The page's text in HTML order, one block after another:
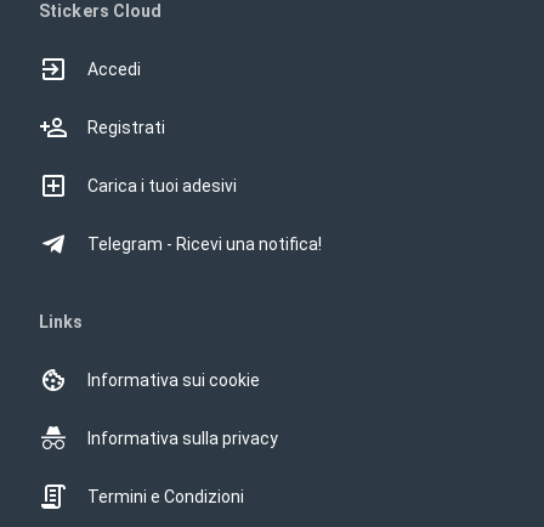
Stickers Cloud
Accedi
Registrati
Carica i tuoi adesivi
Telegram - Ricevi una notifica!
Links
Informativa sui cookie
Informativa sulla privacy
Termini e Condizioni